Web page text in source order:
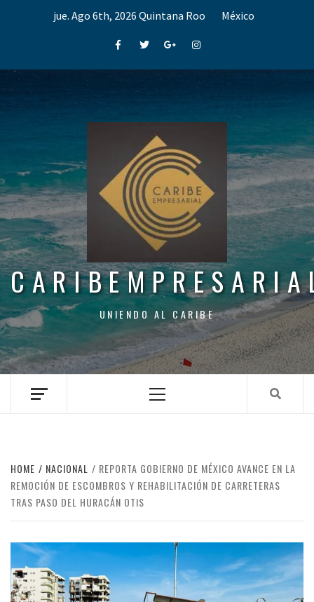
jue. Ago 6th, 2026 Quintana Roo México
FacebookTwitterGoogle+Instagram
UNIENDO AL CARIBE
Menu
HOME NACIONAL
REPORTA GOBIERNO DE MÉXICO AVANCE EN LA
REMOCIÓN DE ESCOMBROS Y REHABILITACIÓN DE CARRETERAS
TRAS PASO DEL HURACÁN OTIS